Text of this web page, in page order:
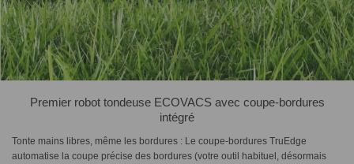
Premier robot tondeuse ECOVACS avec coupe-bordures
intégré
Tonte mains libres, même les bordures : Le coupe-bordures TruEdge
automatise la coupe précise des bordures (votre outil habituel, désormais